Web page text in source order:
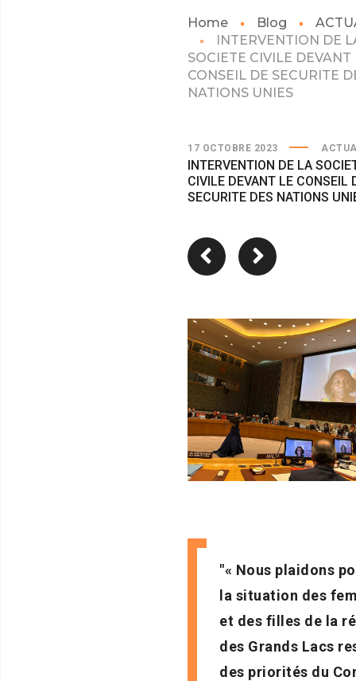
Home Blog
INTERVENTION DE
SOCIETE CIVILE DEVANT
CONSEIL DE SECURITE
NATIONS UNIES
17 OCTOBRE 2023
INTERVENTION DE LA
CIVILE DEVANT LE CONSEIL
SECURITE DES NATIONS
« Nous plaidons
la situation des
et des filles de la
des Grands Lacs
des priorités du